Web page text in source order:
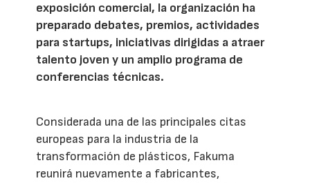
exposición comercial, la organización ha
preparado debates, premios, actividades
para startups, iniciativas dirigidas a atraer
talento joven y un amplio programa de
conferencias técnicas.
Considerada una de las principales citas
europeas para la industria de la
transformación de plásticos, Fakuma
reunirá nuevamente a fabricantes,